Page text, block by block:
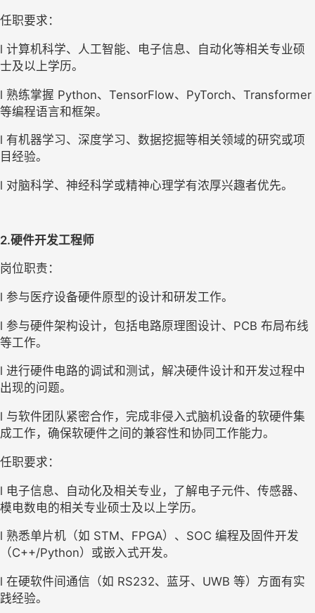
任职要求：
l 计算机科学、人工智能、电子信息、自动化等相关专业硕
士及以上学历。
l 熟练掌握 Python、TensorFlow、PyTorch、Transformer
等编程语言和框架。
l 有机器学习、深度学习、数据挖掘等相关领域的研究或项
目经验。
l 对脑科学、神经科学或精神心理学有浓厚兴趣者优先。
2.硬件开发工程师
岗位职责：
l 参与医疗设备硬件原型的设计和研发工作。
l 参与硬件架构设计，包括电路原理图设计、PCB 布局布线
等工作。
l 进行硬件电路的调试和测试，解决硬件设计和开发过程中
出现的问题。
l 与软件团队紧密合作，完成非侵入式脑机设备的软硬件集
成工作，确保软硬件之间的兼容性和协同工作能力。
任职要求：
l 电子信息、自动化及相关专业，了解电子元件、传感器、
模电数电的相关专业硕士及以上学历。
l 熟悉单片机（如 STM、FPGA）、SOC 编程及固件开发
（C++/Python）或嵌入式开发。
l 在硬软件间通信（如 RS232、蓝牙、UWB 等）方面有实
践经验。